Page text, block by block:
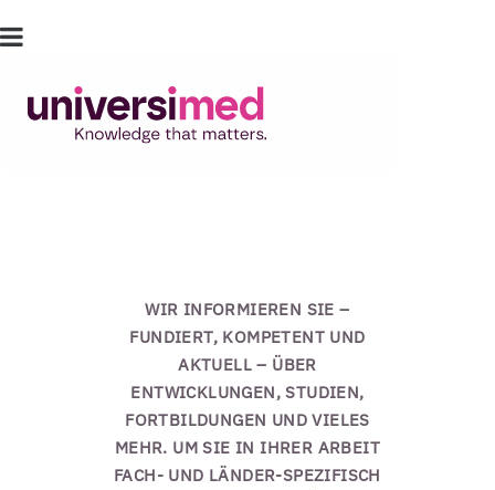
WIR INFORMIEREN SIE –
FUNDIERT, KOMPETENT UND
AKTUELL – ÜBER
ENTWICKLUNGEN, STUDIEN,
FORTBILDUNGEN UND VIELES
MEHR. UM SIE IN IHRER ARBEIT
FACH- UND LÄNDER-SPEZIFISCH